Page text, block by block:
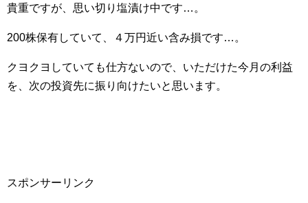
貴重ですが、思い切り塩漬け中です…。
200株保有していて、４万円近い含み損です…。
クヨクヨしていても仕方ないので、いただけた今月の利益
を、次の投資先に振り向けたいと思います。
スポンサーリンク